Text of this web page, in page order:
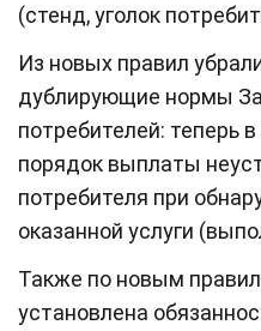
(стенд, уголок
Из новых правил
дублирующие нормы
потребителей: теперь
порядок выплаты
потребителя при
оказанной услуги
Также по новым
установлена